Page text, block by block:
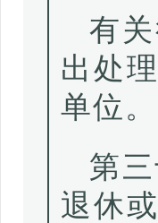
有
出处
单位。
第
退休